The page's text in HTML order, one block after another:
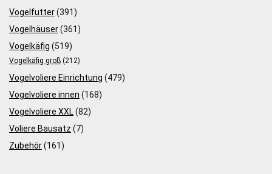
Vogelfutter(391)
Vogelhäuser(361)
Vogelkäfig (519)
Vogelkäfig groß (212)
Vogelvoliere Einrichtung (479)
Vogelvoliere innen (168)
Vogelvoliere XXL(82)
Voliere Bausatz (7)
Zubehör(161)